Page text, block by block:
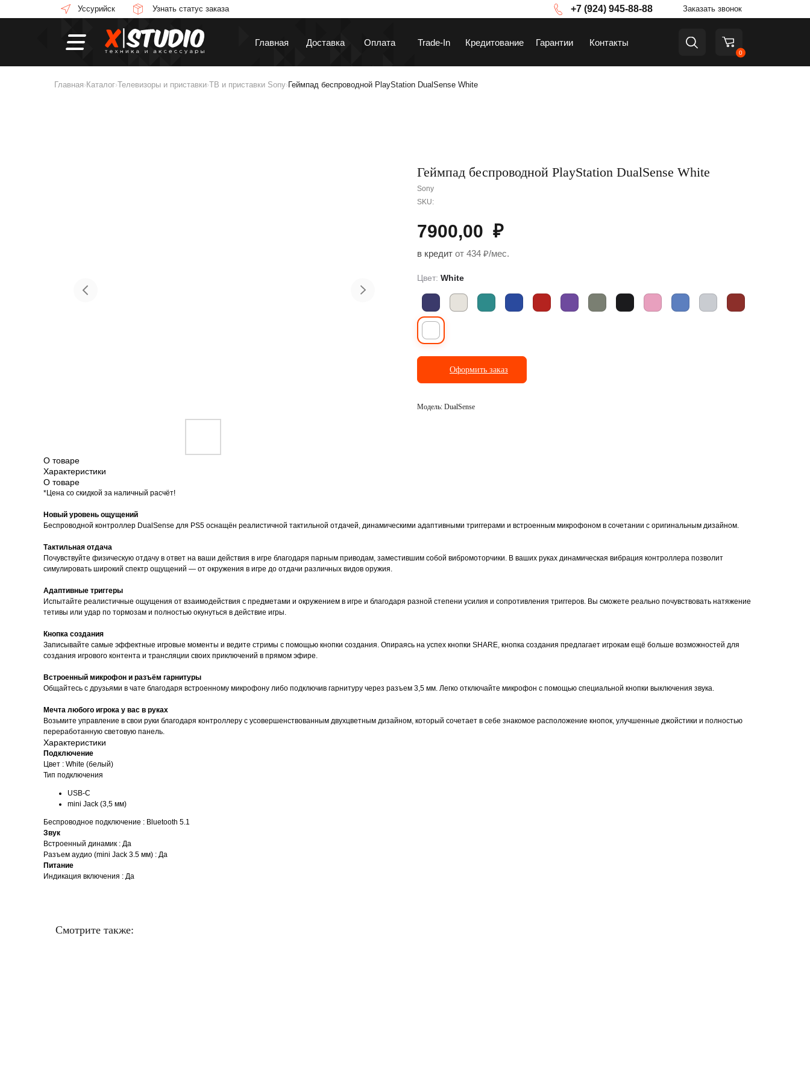
Главная Доставка Оплата Trade-In Кредитование Гарантии Контакты
Заказать звонок
+7 (924) 945-88-88
Узнать статус заказа
Уссурийск
0
Главная› Каталог›Телевизоры и приставки›ТВ и приставки Sony› Геймпад беспроводной PlayStation DualSense White
Геймпад беспроводной PlayStation DualSense White
Sony
SKU:
7900,00 ₽
в кредит от 434 ₽/мес.
Цвет: White
Оформить заказ
Модель: DualSense
О товаре
Характеристики
О товаре
*Цена со скидкой за наличный расчёт!
Новый уровень ощущений
Беспроводной контроллер DualSense для PS5 оснащён реалистичной тактильной отдачей, динамическими адаптивными триггерами и встроенным микрофоном в сочетании с оригинальным дизайном.
Тактильная отдача
Почувствуйте физическую отдачу в ответ на ваши действия в игре благодаря парным приводам, заместившим собой вибромоторчики. В ваших руках динамическая вибрация контроллера позволит
симулировать широкий спектр ощущений — от окружения в игре до отдачи различных видов оружия.
Адаптивные триггеры
Испытайте реалистичные ощущения от взаимодействия с предметами и окружением в игре и благодаря разной степени усилия и сопротивления триггеров. Вы сможете реально почувствовать натяжение
тетивы или удар по тормозам и полностью окунуться в действие игры.
Кнопка создания
Записывайте самые эффектные игровые моменты и ведите стримы с помощью кнопки создания. Опираясь на успех кнопки SHARE, кнопка создания предлагает игрокам ещё больше возможностей для
создания игрового контента и трансляции своих приключений в прямом эфире.
Встроенный микрофон и разъём гарнитуры
Общайтесь с друзьями в чате благодаря встроенному микрофону либо подключив гарнитуру через разъем 3,5 мм. Легко отключайте микрофон с помощью специальной кнопки выключения звука.
Мечта любого игрока у вас в руках
Возьмите управление в свои руки благодаря контроллеру с усовершенствованным двухцветным дизайном, который сочетает в себе знакомое расположение кнопок, улучшенные джойстики и полностью
переработанную световую панель.
Характеристики
Подключение
Цвет : White (белый)
Тип подключения
USB-C
mini Jack (3,5 мм)
Беспроводное подключение : Bluetooth 5.1
Звук
Встроенный динамик : Да
Разъем аудио (mini Jack 3.5 мм) : Да
Питание
Индикация включения : Да
Смотрите также:
Гаджеты и устройства ТВ и приставки
Автотовары
Фото и видеосъёмка Товары для дома